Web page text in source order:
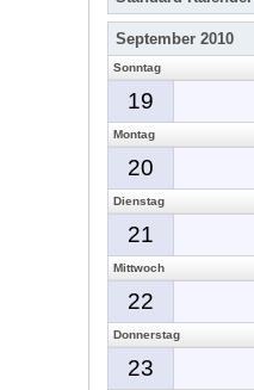
September 2010
Sonntag
19
Montag
20
Dienstag
21
Mittwoch
22
Donnerstag
23